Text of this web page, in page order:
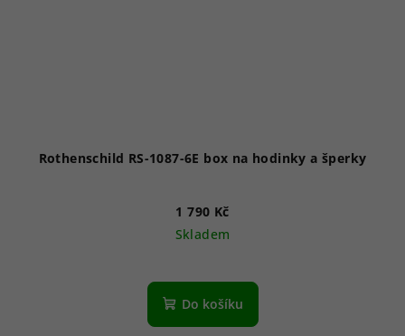
Rothenschild RS-1087-6E box na hodinky a šperky
1 790 Kč
Skladem
Do košíku